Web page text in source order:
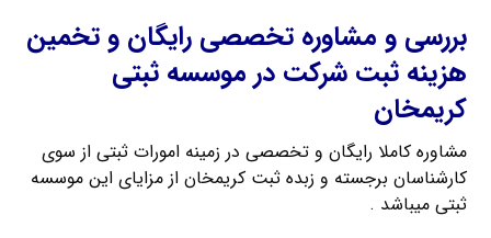
بررسی و مشاوره تخصصی رایگان و تخمین
هزینه ثبت شرکت در موسسه ثبتی
کریمخان
مشاوره کاملا رایگان و تخصصی در زمینه امورات ثبتی از سوی
کارشناسان برجسته و زبده ثبت کریمخان از مزایای این موسسه
ثبتی میباشد .